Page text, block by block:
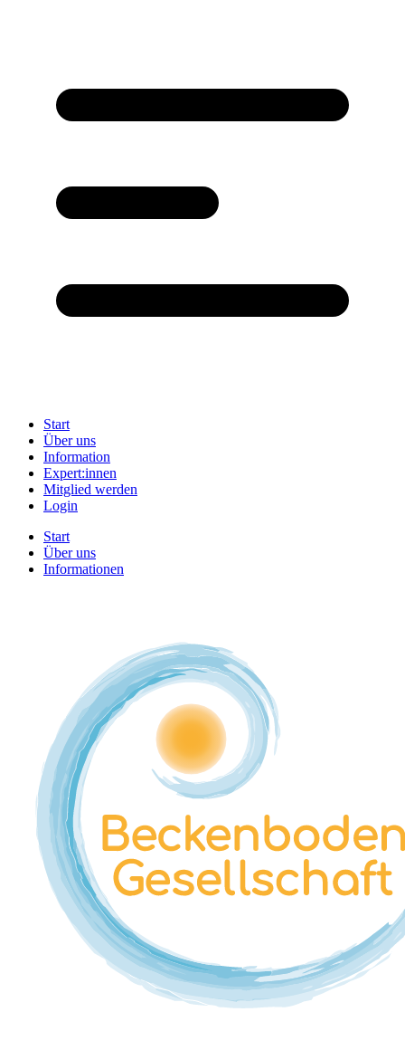
Start
Über uns
Information
Expert:innen
Mitglied werden
Login
Start
Über uns
Informationen